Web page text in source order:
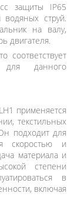
защиты IP65
струй.
на валу,
двигателя.
соответствует
для данного
применяется
текстильных
подходит для
скоростью и
материала и
степени
в
включая